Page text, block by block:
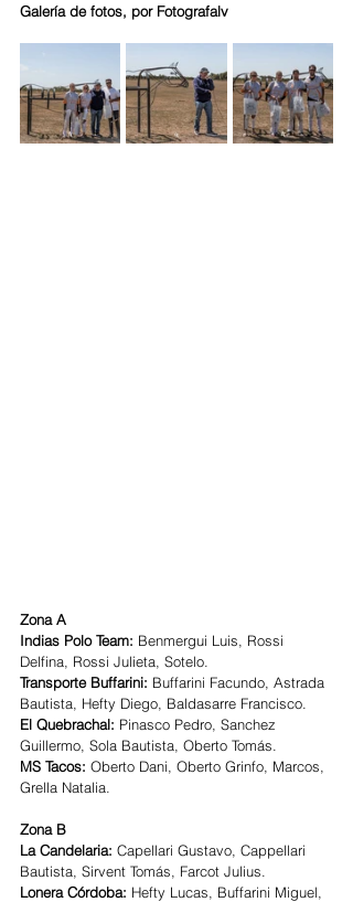
Galería de fotos, por Fotografalv
Zona A
Indias Polo Team: Benmergui Luis, Rossi
Delfina, Rossi Julieta, Sotelo.
Transporte Buffarini: Buffarini Facundo, Astrada
Bautista, Hefty Diego, Baldasarre Francisco.
El Quebrachal: Pinasco Pedro, Sanchez
Guillermo, Sola Bautista, Oberto Tomás.
MS Tacos: Oberto Dani, Oberto Grinfo, Marcos,
Grella Natalia.
Zona B
La Candelaria: Capellari Gustavo, Cappellari
Bautista, Sirvent Tomás, Farcot Julius.
Lonera Córdoba: Hefty Lucas, Buffarini Miguel,